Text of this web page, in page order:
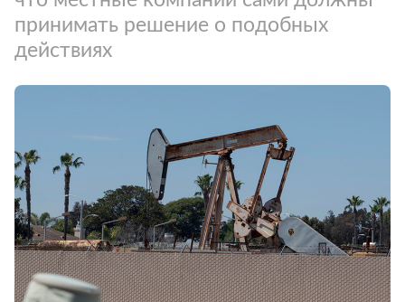
принимать решение о подобных
действиях